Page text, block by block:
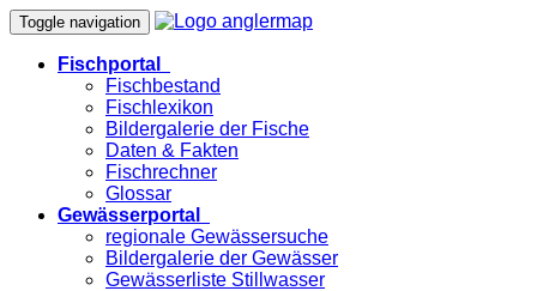
Toggle navigation
Fischportal
Fischbestand
Fischlexikon
Bildergalerie der Fische
Daten & Fakten
Fischrechner
Glossar
Gewässerportal
regionale Gewässersuche
Bildergalerie der Gewässer
Gewässerliste Stillwasser